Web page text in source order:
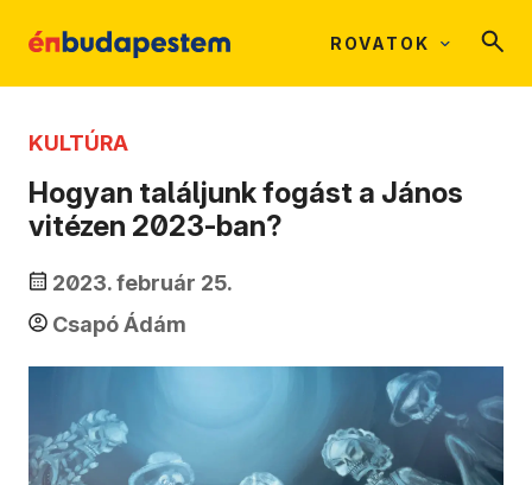
ROVATOK
KULTÚRA
Hogyan találjunk fogást a János
vitézen 2023-ban?
2023. február 25.
Csapó Ádám